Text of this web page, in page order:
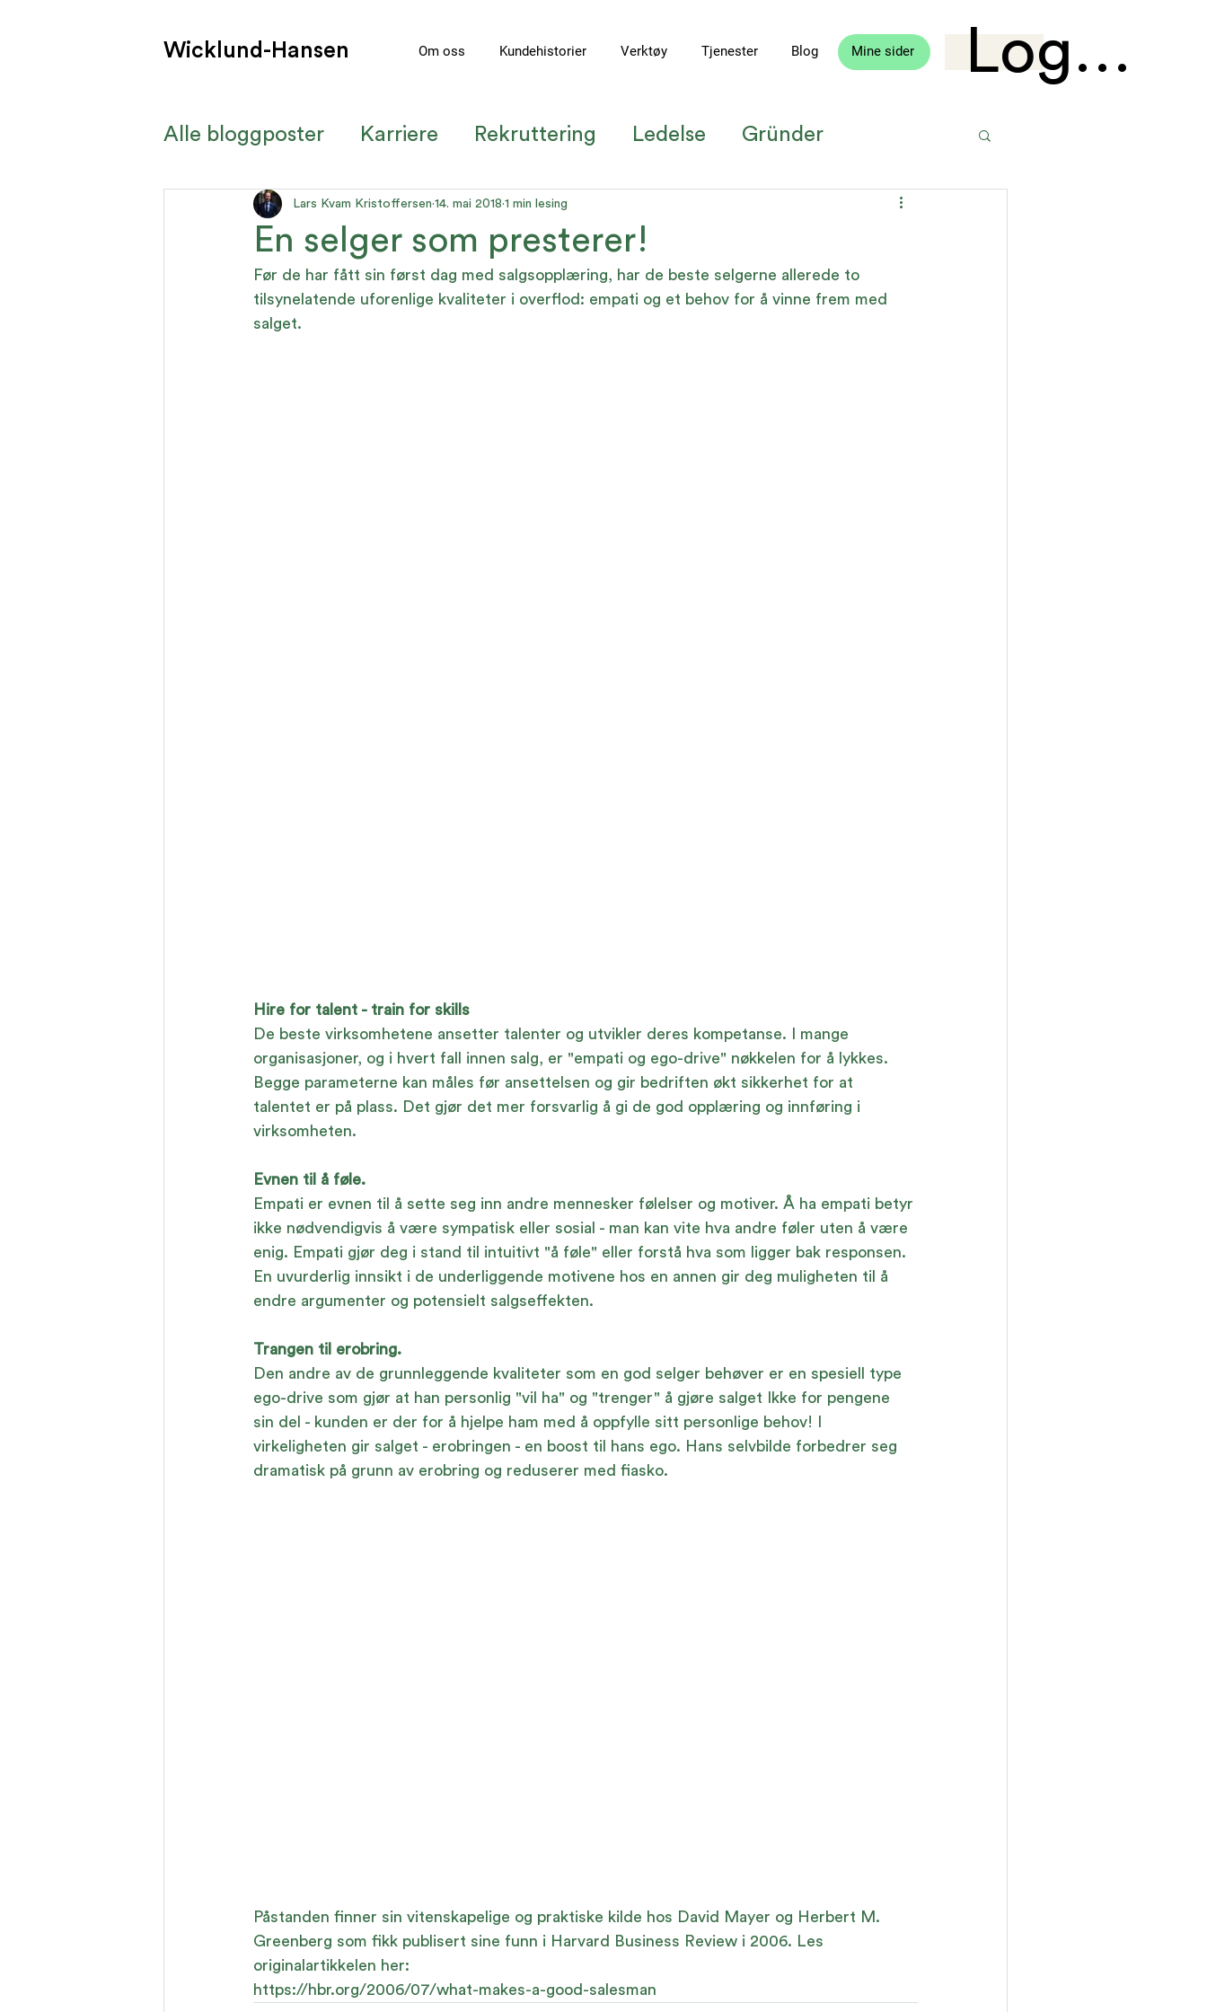
Wicklund-Hansen Om oss Kundehistorier Verktøy Tjenester Blog Mine sider Logg
Alle bloggposter Karriere Rekruttering Ledelse Gründer
Kurs og seminar Kundecase Ledelse i en ny tid
En selger som presterer!
Lars Kvam Kristoffersen 14. mai 2018 1 min lesing
Før de har fått sin først dag med salgsopplæring, har de beste selgerne allerede to
tilsynelatende uforenlige kvaliteter i overflod: empati og et behov for å vinne frem med
salget.
Hire for talent - train for skills
De beste virksomhetene ansetter talenter og utvikler deres kompetanse. I mange
organisasjoner, og i hvert fall innen salg, er "empati og ego-drive" nøkkelen for å lykkes.
Begge parameterne kan måles før ansettelsen og gir bedriften økt sikkerhet for at
talentet er på plass. Det gjør det mer forsvarlig å gi de god opplæring og innføring i
virksomheten.
Evnen til å føle.
Empati er evnen til å sette seg inn andre mennesker følelser og motiver. Å ha empati betyr
ikke nødvendigvis å være sympatisk eller sosial - man kan vite hva andre føler uten å være
enig. Empati gjør deg i stand til intuitivt "å føle" eller forstå hva som ligger bak responsen.
En uvurderlig innsikt i de underliggende motivene hos en annen gir deg muligheten til å
endre argumenter og potensielt salgseffekten.
Trangen til erobring.
Den andre av de grunnleggende kvaliteter som en god selger behøver er en spesiell type
ego-drive som gjør at han personlig "vil ha" og "trenger" å gjøre salget Ikke for pengene
sin del - kunden er der for å hjelpe ham med å oppfylle sitt personlige behov! I
virkeligheten gir salget - erobringen - en boost til hans ego. Hans selvbilde forbedrer seg
dramatisk på grunn av erobring og reduserer med fiasko.
Påstanden finner sin vitenskapelige og praktiske kilde hos David Mayer og Herbert M.
Greenberg som fikk publisert sine funn i Harvard Business Review i 2006. Les
originalartikkelen her:
https://hbr.org/2006/07/what-makes-a-good-salesman